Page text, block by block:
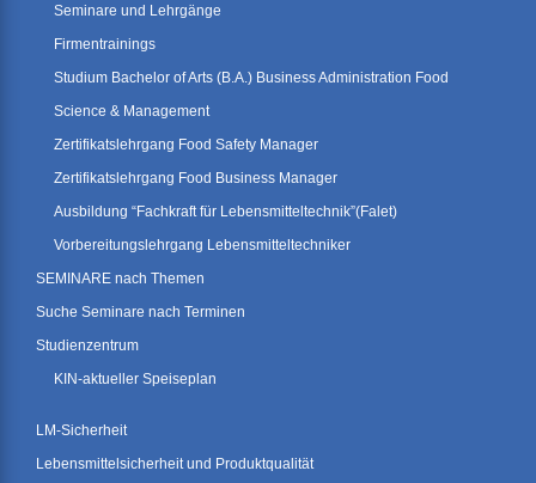
Seminare und Lehrgänge
Firmentrainings
Studium Bachelor of Arts (B.A.) Business Administration Food
Science & Management
Zertifikatslehrgang Food Safety Manager
Zertifikatslehrgang Food Business Manager
Ausbildung “Fachkraft für Lebensmitteltechnik”(Falet)
Vorbereitungslehrgang Lebensmitteltechniker
SEMINARE nach Themen
Suche Seminare nach Terminen
Studienzentrum
KIN-aktueller Speiseplan
LM-Sicherheit
Lebensmittelsicherheit und Produktqualität